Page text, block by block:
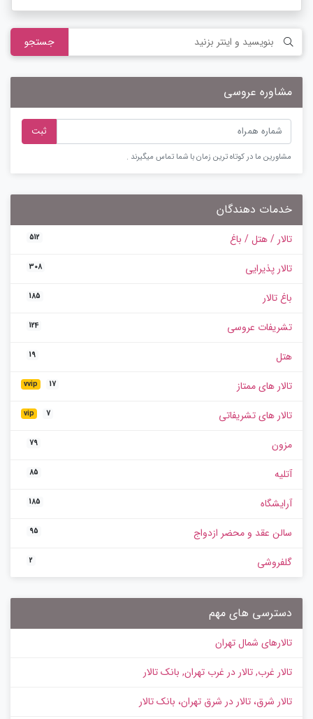
جستجو
مشاوره عروسی
ثبت
مشاورین ما در کوتاه ترین زمان با شما تماس میگیرند .
خدمات دهندگان
تالار / هتل / باغ 512
تالار پذیرایی 308
باغ تالار 185
تشریفات عروسی 124
هتل 19
تالار های ممتاز vvip 17
تالار های تشریفاتی vip 7
مزون 79
آتلیه 85
آرایشگاه 185
سالن عقد و محضر ازدواج 95
گلفروشی 2
دسترسی های مهم
تالارهای شمال تهران
تالار غرب, تالار در غرب تهران, بانک تالار
تالار شرق، تالار در شرق تهران، بانک تالار